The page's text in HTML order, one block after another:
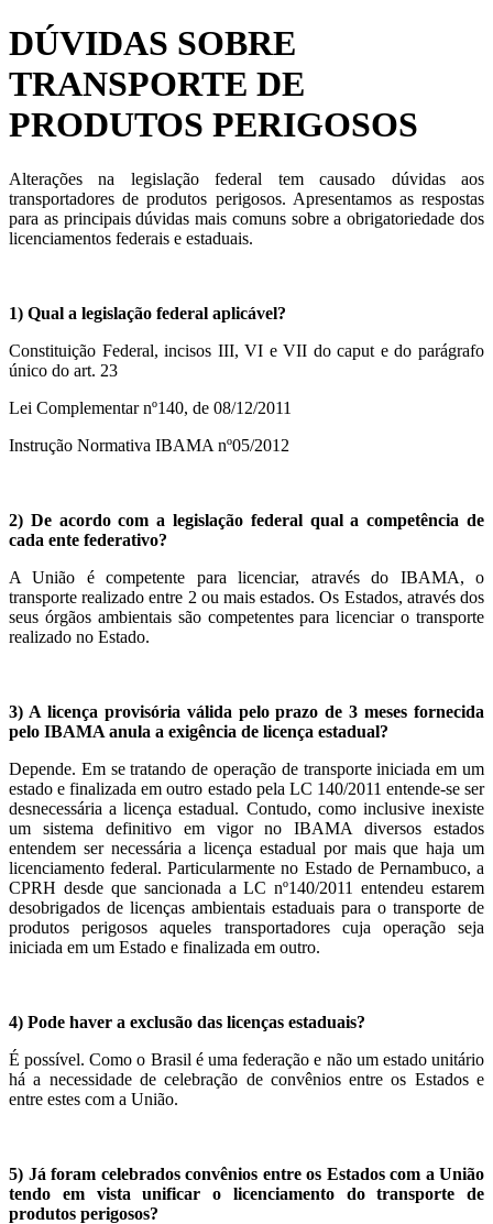
DÚVIDAS SOBRE
TRANSPORTE DE
PRODUTOS PERIGOSOS
Alterações na legislação federal tem causado dúvidas aos
transportadores de produtos perigosos. Apresentamos as respostas
para as principais dúvidas mais comuns sobre a obrigatoriedade dos
licenciamentos federais e estaduais.
1) Qual a legislação federal aplicável?
Constituição Federal, incisos III, VI e VII do caput e do parágrafo
único do art. 23
Lei Complementar nº140, de 08/12/2011
Instrução Normativa IBAMA nº05/2012
2) De acordo com a legislação federal qual a competência de
cada ente federativo?
A União é competente para licenciar, através do IBAMA, o
transporte realizado entre 2 ou mais estados. Os Estados, através dos
seus órgãos ambientais são competentes para licenciar o transporte
realizado no Estado.
3) A licença provisória válida pelo prazo de 3 meses fornecida
pelo IBAMA anula a exigência de licença estadual?
Depende. Em se tratando de operação de transporte iniciada em um
estado e finalizada em outro estado pela LC 140/2011 entende-se ser
desnecessária a licença estadual. Contudo, como inclusive inexiste
um sistema definitivo em vigor no IBAMA diversos estados
entendem ser necessária a licença estadual por mais que haja um
licenciamento federal. Particularmente no Estado de Pernambuco, a
CPRH desde que sancionada a LC nº140/2011 entendeu estarem
desobrigados de licenças ambientais estaduais para o transporte de
produtos perigosos aqueles transportadores cuja operação seja
iniciada em um Estado e finalizada em outro.
4) Pode haver a exclusão das licenças estaduais?
É possível. Como o Brasil é uma federação e não um estado unitário
há a necessidade de celebração de convênios entre os Estados e
entre estes com a União.
5) Já foram celebrados convênios entre os Estados com a União
tendo em vista unificar o licenciamento do transporte de
produtos perigosos?